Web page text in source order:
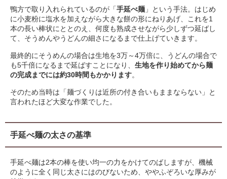
鴨方で取り入れられているのが「手延べ麺 」という手法。はじめ
に小麦粉に塩水を加えながら大きな餅の形にねりあげ、これを1
本の長い棒状にととのえ、何度も熟成させながら少しずつ延ばし
て、そうめんやうどんの細さになるまで仕上げていきます。
最終的にそうめんの場合は生地を3万～4万倍に、うどんの場合で
も5千倍になるまで延ばすことになり、 生地を作り始めてから麺
の完成までには約30時間もかかります。
そのため当時は「麺づくりは近所の付き合いもままならない」と
言われたほど大変な作業でした。
手延べ麺の太さの基準
手延べ麺は2本の棒を使い均一の力をかけてのばしますが、機械
のように全く同じ太さにはのびないため、ややふぞろいな厚みが